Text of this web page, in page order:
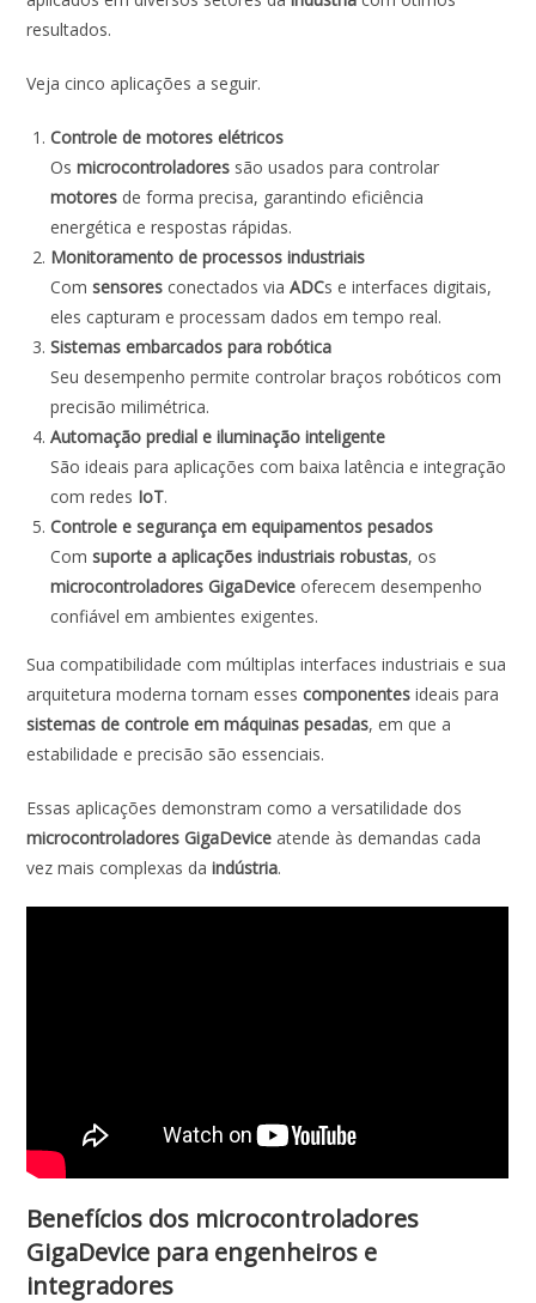
resultados.
Veja cinco aplicações a seguir.
Controle de motores elétricos
Osmicrocontroladores são usados para controlar
motores de forma precisa, garantindo eficiência
energética e respostas rápidas.
Monitoramento de processos industriais
Comsensoresconectados viaADCs e interfaces digitais,
eles capturam e processam dados em tempo real.
Sistemas embarcados para robótica
Seu desempenho permite controlar braços robóticos com
precisão milimétrica.
Automação predial e iluminação inteligente
São ideais para aplicações com baixa latência e integração
com redes IoT.
Controle e segurança em equipamentos pesados
Comsuporte a aplicações industriais robustas, os
microcontroladores GigaDevice oferecem desempenho
confiável em ambientes exigentes.
Sua compatibilidade com múltiplas interfaces industriais e sua
arquitetura moderna tornam essescomponentes ideais para
sistemas de controle em máquinas pesadas, em que a
estabilidade e precisão são essenciais.
Essas aplicações demonstram como a versatilidade dos
microcontroladores GigaDevice atende às demandas cada
vez mais complexas daindústria.
Benefícios dos microcontroladores
GigaDevice para engenheiros e
integradores